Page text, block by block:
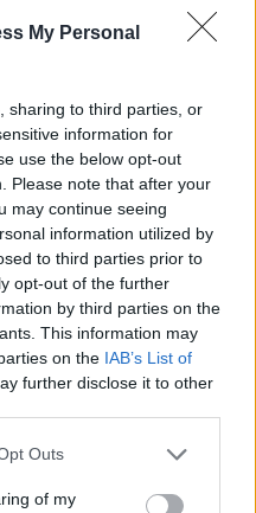
My Personal
sharing to third parties, or
information for
use the below opt-out
Please note that after your
may continue seeing
information utilized by
to third parties prior to
opt-out of the further
by third parties on the
This information may
on the IAB’s List of
further disclose it to other
uses one or more Google
You may click to
Outs
of my
από την Ελλάδα
συμβαίνουν, στο